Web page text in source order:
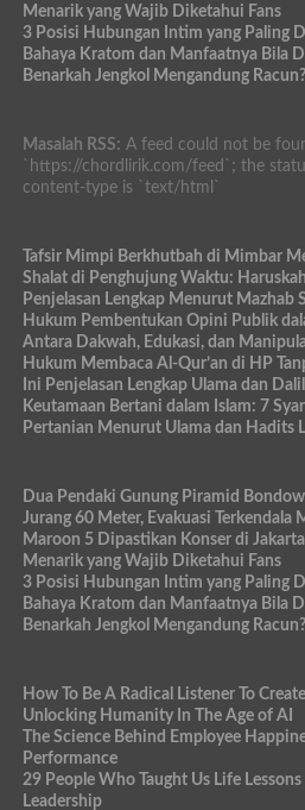
Menarik yang Wajib Diketahui Fans
3 Posisi Hubungan Intim yang Paling
Bahaya Kratom dan Manfaatnya Bila
Benarkah Jengkol Mengandung Racun?
Masalah RSS: A feed could not be
`https://chordlirik.com/feed`; the
content-type is `text/html`
Tafsir Mimpi Berkhutbah di Mimbar
Shalat di Penghujung Waktu:
Penjelasan Lengkap Menurut Mazhab
Hukum Pembentukan Opini Publik
Antara Dakwah, Edukasi, dan
Hukum Membaca Al-Qur’an di HP
Ini Penjelasan Lengkap Ulama dan
Keutamaan Bertani dalam Islam: 7
Pertanian Menurut Ulama dan Hadits
Dua Pendaki Gunung Piramid
Jurang 60 Meter, Evakuasi Terkendala
Maroon 5 Dipastikan Konser di
Menarik yang Wajib Diketahui Fans
3 Posisi Hubungan Intim yang Paling
Bahaya Kratom dan Manfaatnya Bila
Benarkah Jengkol Mengandung Racun?
How To Be A Radical Listener To
Unlocking Humanity In The Age of AI
The Science Behind Employee
Performance
29 People Who Taught Us Life
Leadership